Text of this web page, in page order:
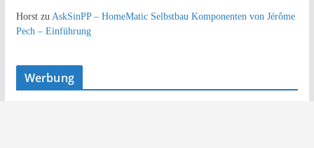
Horstzu AskSinPP – HomeMatic Selbstbau Komponenten von Jérôme
Pech – Einführung
Werbung